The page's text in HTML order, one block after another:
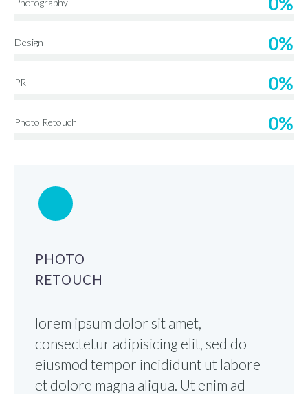
Design 0%
PR 0%
Photo Retouch 0%
PHOTO
RETOUCH
lorem ipsum dolor sit amet,
consectetur adipisicing elit, sed do
eiusmod tempor incididunt ut labore
et dolore magna aliqua. Ut enim ad